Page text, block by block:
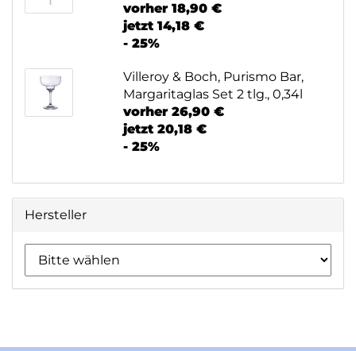
vorher 18,90 €
jetzt 14,18 €
- 25%
Villeroy & Boch, Purismo Bar,
Margaritaglas Set 2 tlg., 0,34l
vorher 26,90 €
jetzt 20,18 €
- 25%
Hersteller